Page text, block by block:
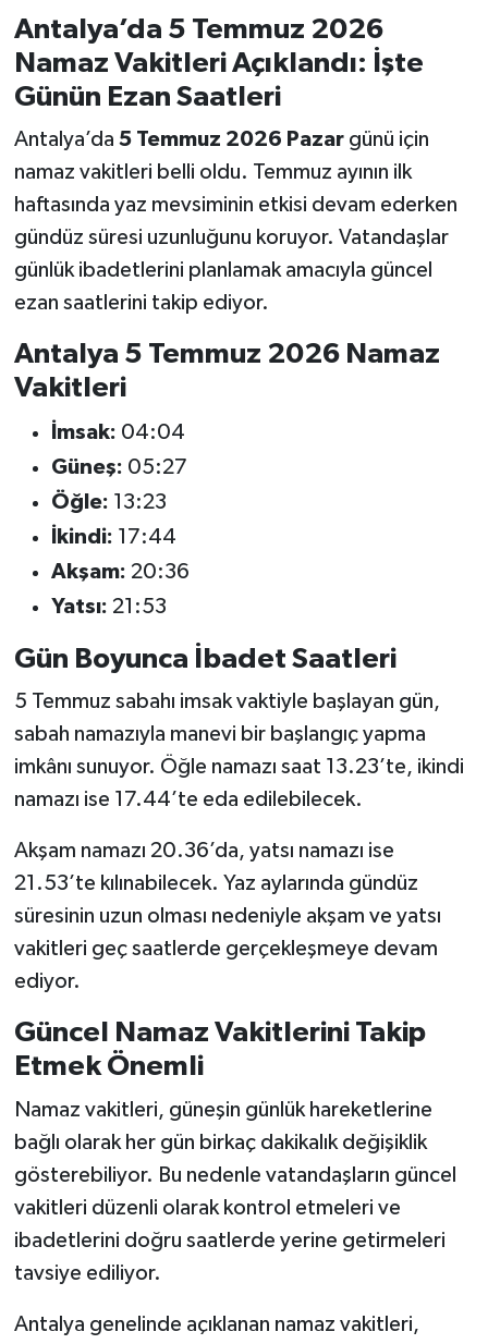
Antalya’da 5 Temmuz 2026
Namaz Vakitleri Açıklandı: İşte
Günün Ezan Saatleri
Antalya’da 5 Temmuz 2026 Pazargünü için
namaz vakitleri belli oldu. Temmuz ayının ilk
haftasında yaz mevsiminin etkisi devam ederken
gündüz süresi uzunluğunu koruyor. Vatandaşlar
günlük ibadetlerini planlamak amacıyla güncel
ezan saatlerini takip ediyor.
Antalya 5 Temmuz 2026 Namaz
Vakitleri
İmsak: 04:04
Güneş: 05:27
Öğle: 13:23
İkindi: 17:44
Akşam: 20:36
Yatsı: 21:53
Gün Boyunca İbadet Saatleri
5 Temmuz sabahı imsak vaktiyle başlayan gün,
sabah namazıyla manevi bir başlangıç yapma
imkânı sunuyor. Öğle namazı saat 13.23’te, ikindi
namazı ise 17.44’te eda edilebilecek.
Akşam namazı 20.36’da, yatsı namazı ise
21.53’te kılınabilecek. Yaz aylarında gündüz
süresinin uzun olması nedeniyle akşam ve yatsı
vakitleri geç saatlerde gerçekleşmeye devam
ediyor.
Güncel Namaz Vakitlerini Takip
Etmek Önemli
Namaz vakitleri, güneşin günlük hareketlerine
bağlı olarak her gün birkaç dakikalık değişiklik
gösterebiliyor. Bu nedenle vatandaşların güncel
vakitleri düzenli olarak kontrol etmeleri ve
ibadetlerini doğru saatlerde yerine getirmeleri
tavsiye ediliyor.
Antalya genelinde açıklanan namaz vakitleri,